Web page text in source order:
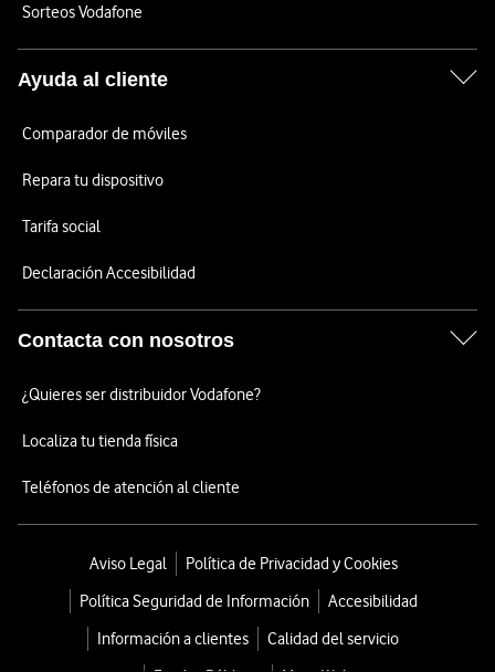
Sorteos Vodafone
Ayuda al cliente
Comparador de móviles
Repara tu dispositivo
Tarifa social
Declaración Accesibilidad
Contacta con nosotros
¿Quieres ser distribuidor Vodafone?
Localiza tu tienda física
Teléfonos de atención al cliente
Aviso Legal
Política de Privacidad y Cookies
Política Seguridad de Información
Accesibilidad
Información a clientes
Calidad del servicio